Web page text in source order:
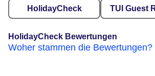
HolidayCheck TUI Guest
HolidayCheck Bewertungen
Woher stammen die Bewertungen?